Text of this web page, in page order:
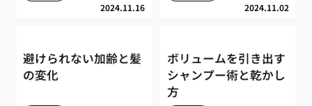
2024.11.16 2024.11.02
避けられない加齢と髪
の変化
ボリュームを引き出す
シャンプー術と乾かし
方